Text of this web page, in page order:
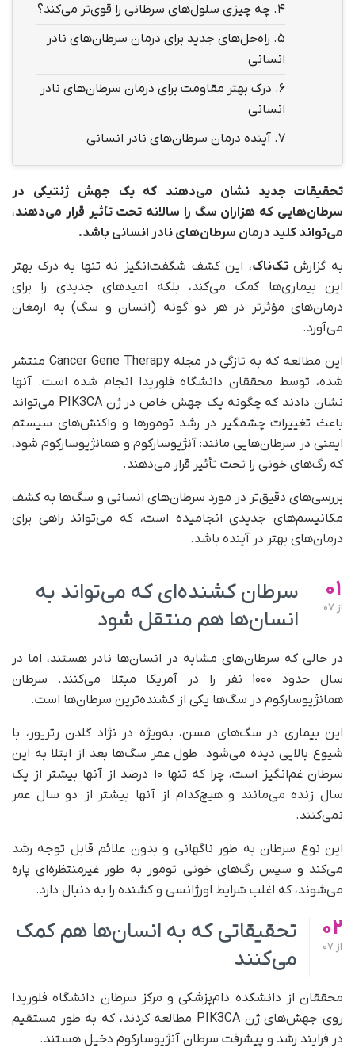
4. چه چیزی سلول‌های سرطانی را قوی‌تر می‌کند؟
5. راه‌حل‌های جدید برای درمان سرطان‌های نادر
انسانی
6. درک بهتر مقاومت برای درمان سرطان‌های نادر
انسانی
7. آینده درمان سرطان‌های نادر انسانی
تحقیقات جدید نشان می‌دهند که یک جهش ژنتیکی در
سرطان‌هایی که هزاران سگ را سالانه تحت تأثیر قرار می‌دهند،
می‌تواند کلید درمان سرطان‌های نادر انسانی باشد.
به گزارشتک‌ناک، این کشف شگفت‌انگیز نه تنها به درک بهتر
این بیماری‌ها کمک می‌کند، بلکه امیدهای جدیدی را برای
درمان‌های مؤثرتر در هر دو گونه (انسان و سگ) به ارمغان
می‌آورد.
این مطالعه که به تازگی در مجله Cancer Gene Therapy منتشر
شده، توسط محققان دانشگاه فلوریدا انجام شده است. آنها
نشان دادند که چگونه یک جهش خاص در ژن PIK3CA می‌تواند
باعث تغییرات چشمگیر در رشد تومورها و واکنش‌های سیستم
ایمنی در سرطان‌هایی مانند: آنژیوسارکوم و همانژیوسارکوم شود،
که رگ‌های خونی را تحت تأثیر قرار می‌دهند.
بررسی‌های دقیق‌تر در مورد سرطان‌های انسانی و سگ‌ها به کشف
مکانیسم‌های جدیدی انجامیده است، که می‌تواند راهی برای
درمان‌های بهتر در آینده باشد.
01
از
سرطان کشنده‌ای که می‌تواند به
انسان‌ها هم منتقل شود
در حالی که سرطان‌های مشابه در انسان‌ها نادر هستند، اما در
سال حدود ۱۰۰۰ نفر را در آمریکا مبتلا می‌کنند. سرطان
همانژیوسارکوم در سگ‌ها یکی از کشنده‌ترین سرطان‌ها است.
این بیماری در سگ‌های مسن، به‌ویژه در نژاد گلدن رتریور، با
شیوع بالایی دیده می‌شود. طول عمر سگ‌ها بعد از ابتلا به این
سرطان غم‌انگیز است، چرا که تنها ۱۰ درصد از آنها بیشتر از یک
سال زنده می‌مانند و هیچ‌کدام از آنها بیشتر از دو سال عمر
نمی‌کنند.
این نوع سرطان به طور ناگهانی و بدون علائم قابل توجه رشد
می‌کند و سپس رگ‌های خونی تومور به‌ طور غیرمنتظره‌ای پاره
می‌شوند، که اغلب شرایط اورژانسی و کشنده را به دنبال دارد.
02
از
تحقیقاتی که به انسان‌ها هم کمک
می‌کنند
محققان از دانشکده دام‌پزشکی و مرکز سرطان دانشگاه فلوریدا
روی جهش‌های ژن PIK3CA مطالعه کردند، که به‌ طور مستقیم
در فرایند رشد و پیشرفت سرطان آنژیوسارکوم دخیل هستند.